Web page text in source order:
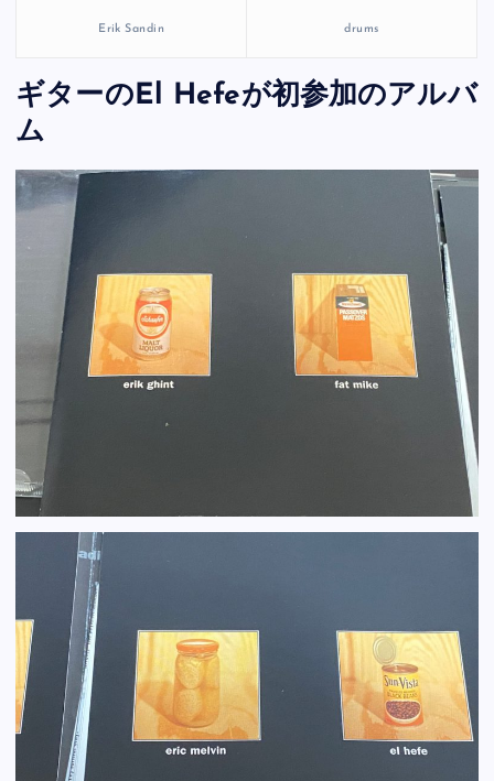
Erik Sandin drums
ギターのEl Hefeが初参加のアルバ
ム